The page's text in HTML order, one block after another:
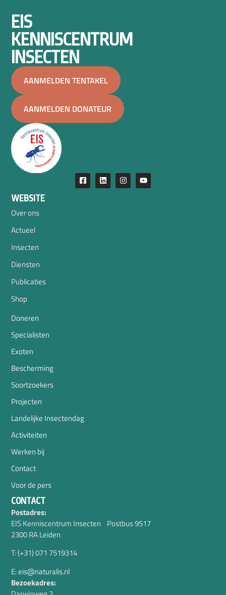
EIS
KENNISCENTRUM
INSECTEN
AANMELDEN TENTAKEL
AANMELDEN DONATEUR
WEBSITE
Over ons
Actueel
Insecten
Diensten
Publicaties
Shop
Doneren
Specialisten
Exoten
Bescherming
Soortzoekers
Projecten
Landelijke Insectendag
Activiteiten
Werken bij
Contact
Voor de pers
CONTACT
Postadres:
EIS Kenniscentrum Insecten Postbus 9517
2300 RA Leiden
T: (+31) 071 7519314
E: eis@naturalis.nl
Bezoekadres: